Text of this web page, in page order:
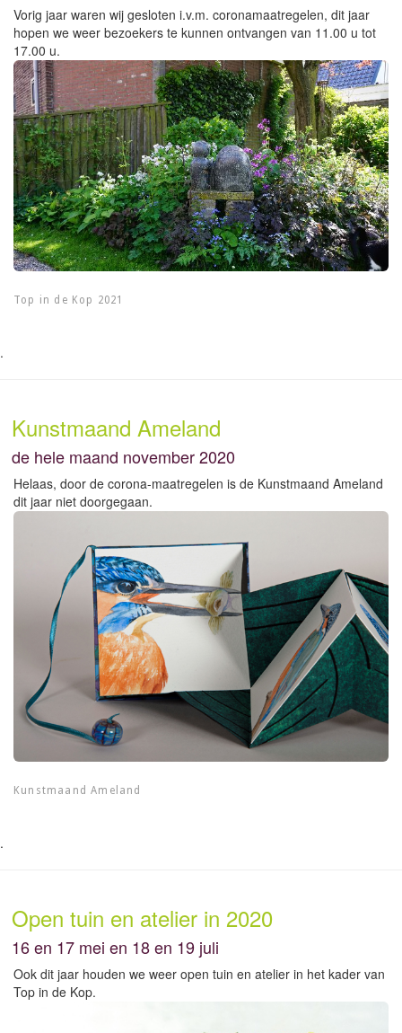
Vorig jaar waren wij gesloten i.v.m. coronamaatregelen, dit jaar
hopen we weer bezoekers te kunnen ontvangen van 11.00 u tot
17.00 u.
Top in de Kop 2021
.
Kunstmaand Ameland
de hele maand november 2020
Helaas, door de corona-maatregelen is de Kunstmaand Ameland
dit jaar niet doorgegaan.
Kunstmaand Ameland
.
Open tuin en atelier in 2020
16 en 17 mei en 18 en 19 juli
Ook dit jaar houden we weer open tuin en atelier in het kader van
Top in de Kop.